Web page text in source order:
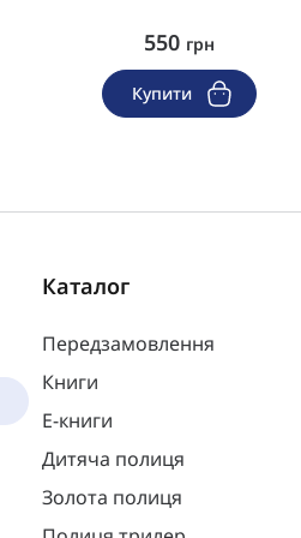
550 грн
Купити
Каталог
Передзамовлення
Книги
Е-книги
Дитяча полиця
Золота полиця